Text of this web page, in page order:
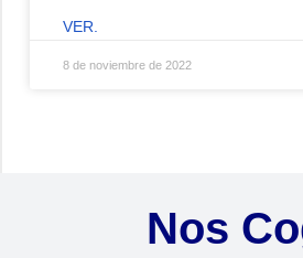
VER.
8 de noviembre de 2022
Nos